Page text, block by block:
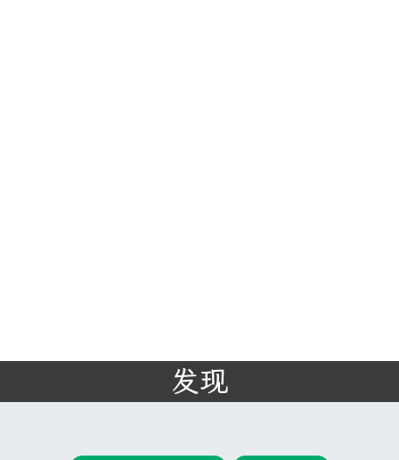
发现